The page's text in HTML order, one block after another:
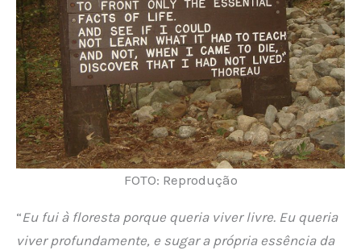
FOTO: Reprodução
“Eu fui à floresta porque queria viver livre. Eu queria
viver profundamente, e sugar a própria essência da